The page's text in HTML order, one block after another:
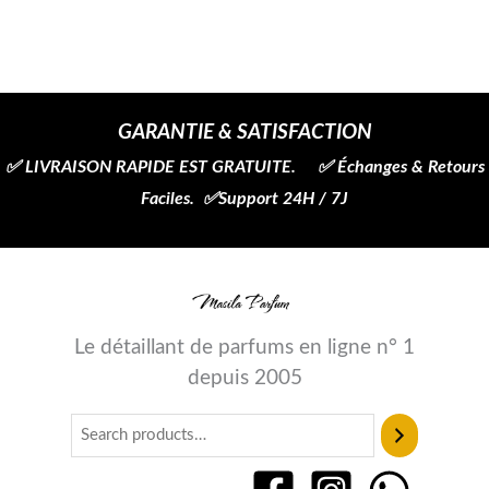
GARANTIE & SATISFACTION
✅ LIVRAISON RAPIDE EST GRATUITE. ✅ Échanges & Retours
Faciles. ✅Support 24H / 7J
Le détaillant de parfums en ligne n° 1
depuis 2005